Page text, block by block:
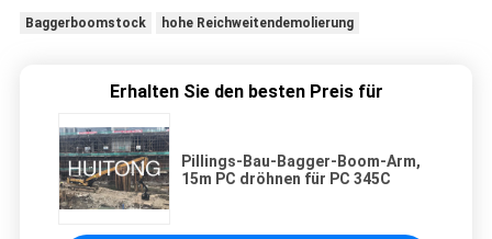
Baggerboomstock hohe Reichweitendemolierung
Erhalten Sie den besten Preis für
Pillings-Bau-Bagger-Boom-Arm,
15m PC dröhnen für PC 345C